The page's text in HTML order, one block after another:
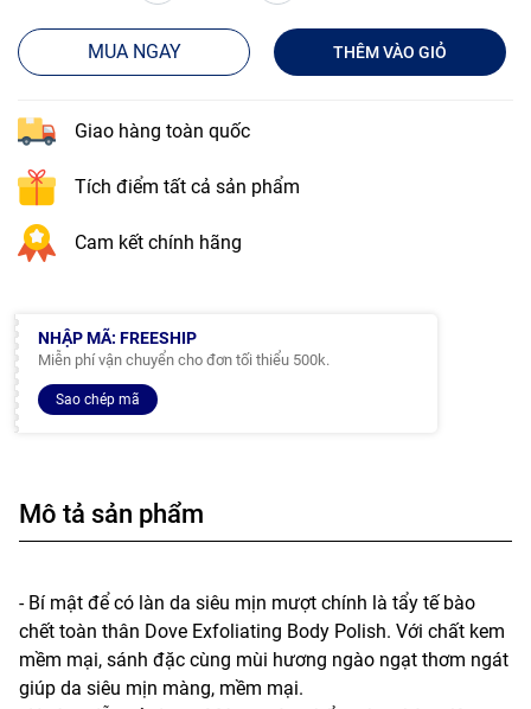
MUA NGAY THÊM VÀO GIỎ
Giao hàng toàn quốc
Tích điểm tất cả sản phẩm
Cam kết chính hãng
NHẬP MÃ: FREESHIP
Miễn phí vận chuyển cho đơn tối thiểu 500k.
Sao chép mã
Mô tả sản phẩm
- Bí mật để có làn da siêu mịn mượt chính là tẩy tế bào
chết toàn thân Dove Exfoliating Body Polish. Với chất kem
mềm mại, sánh đặc cùng mùi hương ngào ngạt thơm ngát
giúp da siêu mịn màng, mềm mại.